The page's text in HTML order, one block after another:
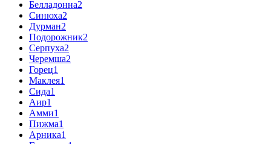
Белладонна2
Синюха2
Дурман2
Подорожник2
Серпуха2
Черемша2
Горец1
Маклея1
Сида1
Аир1
Амми1
Пижма1
Арника1